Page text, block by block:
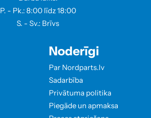
P. - Pk.: 8:00 līdz 18:00
S. - Sv.: Brīvs
Noderīgi
Par Nordparts.lv
Sadarbība
Privātuma politika
Piegāde un apmaksa